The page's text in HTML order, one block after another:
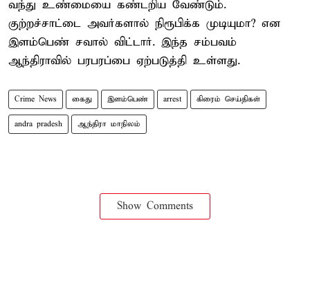
வந்து உண்மையை கண்டறிய வேண்டும்.
குற்றச்சாட்டை அவர்களால் நிரூபிக்க முடியுமா? என
இளம்பெண் சவால் விட்டார். இந்த சம்பவம்
ஆந்திராவில் பரபரப்பை ஏற்படுத்தி உள்ளது.
Crime News கைது இளம்பெண் arrest கிரைம் செய்திகள்
andra pradesh ஆந்திரா மாநிலம்
Show Comments